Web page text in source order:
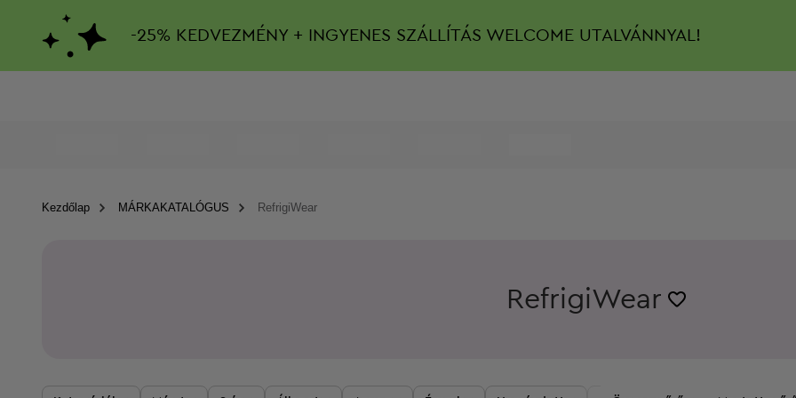
-25% KEDVEZMÉNY + INGYENES SZÁLLÍTÁS WELCOME UTALVÁNNYAL!
Kezdőlap MÁRKAKATALÓGUS RefrigiWear
RefrigiWear